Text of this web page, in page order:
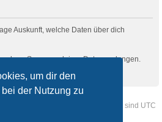
um dir den
der Nutzung zu
Auskunft, welche Daten über dich
bzw. Sperrung deiner Daten verlangen.
Alle Zeiten sind UTC